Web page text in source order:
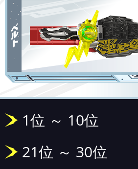
1位 ～ 10位
21位 ～ 30位